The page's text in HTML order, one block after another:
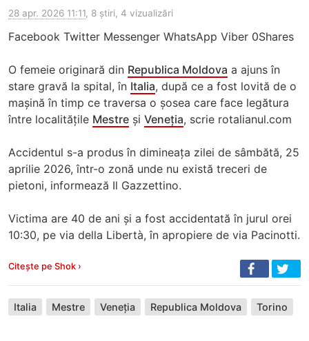
28 apr. 2026 11:11, 8 știri, 4 vizualizări
Facebook Twitter Messenger WhatsApp Viber 0Shares
O femeie originară din Republica Moldova a ajuns în
stare gravă la spital, în Italia, după ce a fost lovită de o
mașină în timp ce traversa o șosea care face legătura
între localitățile Mestre și Veneția, scrie rotalianul.com
Accidentul s-a produs în dimineața zilei de sâmbătă, 25
aprilie 2026, într-o zonă unde nu există treceri de
pietoni, informează Il Gazzettino.
Victima are 40 de ani și a fost accidentată în jurul orei
10:30, pe via della Libertà, în apropiere de via Pacinotti.
Citește pe Shok ›
Italia Mestre Veneția Republica Moldova Torino